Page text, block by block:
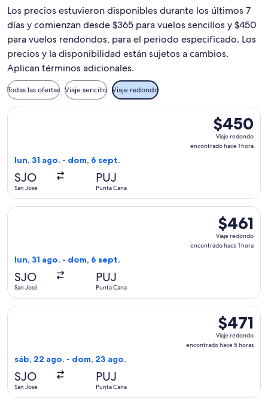
Los precios estuvieron disponibles durante los últimos 7
días y comienzan desde $365 para vuelos sencillos y $450
para vuelos rendondos, para el periodo especificado. Los
precios y la disponibilidad están sujetos a cambios.
Aplican términos adicionales.
Todas las ofertas Viaje sencillo Viaje redondo
$450
Viaje
redondo,
$450
Viaje redondo
encontrado hace 1 hora
lun, 31 ago. - dom, 6 sept.
SJO
San José
PUJ
Punta Cana
Seleccionar vuelo de Copa, con salida el lun, 31 ago.
$461
Viaje
redondo,
$461
Viaje redondo
encontrado hace 1 hora
lun, 31 ago. - dom, 6 sept.
SJO
San José
PUJ
Punta Cana
Seleccionar vuelo de Copa, con salida el lun, 31 ago.
$471
Viaje
redondo,
$471
Viaje redondo
encontrado hace 5 horas
sáb, 22 ago. - dom, 23 ago.
SJO
San José
PUJ
Punta Cana
Seleccionar vuelo de Copa, con salida el sáb, 22 ago.